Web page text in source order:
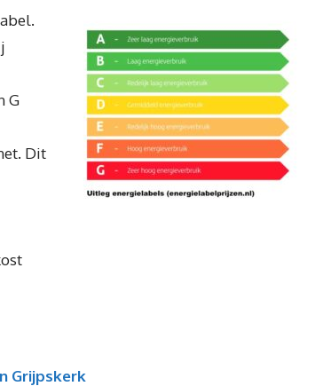
G
Dit
Grijpskerk